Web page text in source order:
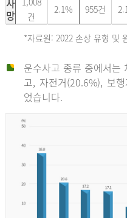
사
망
건
2.1% 955건
*자료원: 2022 손상 유형 및
운수사고 종류 중에서는
고, 자전거(20.6%), 보
었습니다.